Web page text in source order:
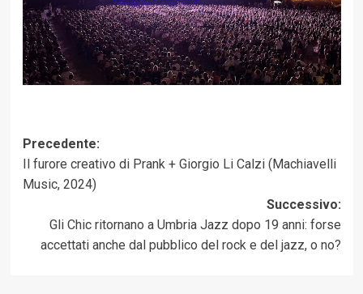
Navigazione
articolo
Precedente:
Il furore creativo di Prank + Giorgio Li Calzi (Machiavelli
Music, 2024)
Successivo:
Gli Chic ritornano a Umbria Jazz dopo 19 anni: forse
accettati anche dal pubblico del rock e del jazz, o no?